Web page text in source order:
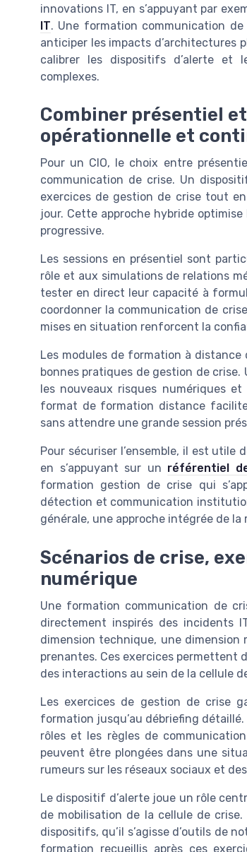
innovations IT, en s’appuyant par
IT. Une formation communication
anticiper les impacts d’architectures
calibrer les dispositifs d’alerte et
complexes.
Combiner présentiel
opérationnelle et
Pour un CIO, le choix entre
communication de crise. Un
exercices de gestion de crise tout
jour. Cette approche hybride
progressive.
Les sessions en présentiel sont
rôle et aux simulations de relations
tester en direct leur capacité à
coordonner la communication de
mises en situation renforcent la
Les modules de formation à
bonnes pratiques de gestion de
les nouveaux risques numériques
format de formation distance
sans attendre une grande session
Pour sécuriser l’ensemble, il est
en s’appuyant sur un référentiel
formation gestion de crise qui
détection et communication
générale, une approche intégrée de la
Scénarios de crise,
numérique
Une formation communication de
directement inspirés des incidents
dimension technique, une
prenantes. Ces exercices permettent
des interactions au sein de la cellule
Les exercices de gestion de crise
formation jusqu’au débriefing
rôles et les règles de
peuvent être plongées dans une
rumeurs sur les réseaux sociaux et
Le dispositif d’alerte joue un rôle
de mobilisation de la cellule de
dispositifs, qu’il s’agisse d’outils de
formation recueillis après ces